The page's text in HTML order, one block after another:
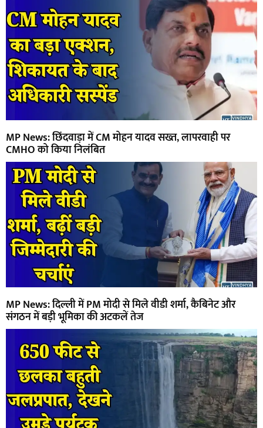
MP News: छिंदवाड़ा में CM मोहन यादव सख्त, लापरवाही पर
CMHO को किया निलंबित
MP News: दिल्ली में PM मोदी से मिले वीडी शर्मा, कैबिनेट और
संगठन में बड़ी भूमिका की अटकलें तेज